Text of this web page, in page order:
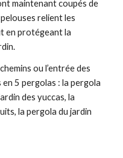
maintenant coupés de
relient les
en protégeant la
5 pergolas : la pergola
des yuccas, la
la pergola du jardin